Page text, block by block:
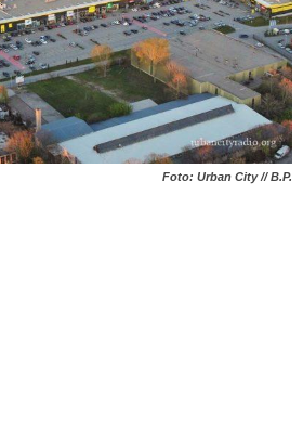
Foto: Urban City // B.P.